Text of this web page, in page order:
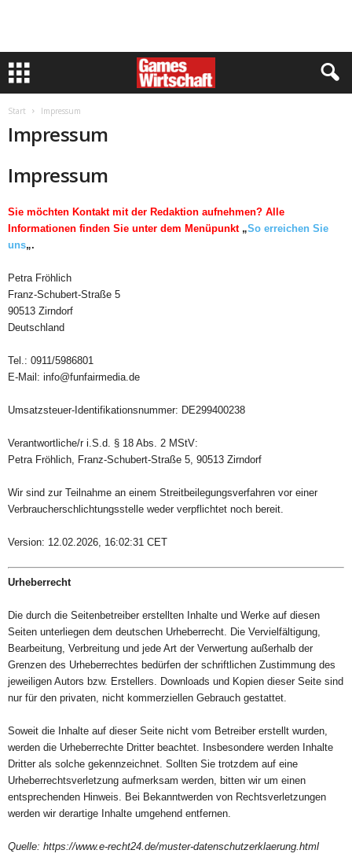
Start Impressum
Impressum
Impressum
Sie möchten Kontakt mit der Redaktion aufnehmen? Alle
Informationen finden Sie unter dem Menüpunkt„So erreichen Sie
uns„.
Petra Fröhlich
Franz-Schubert-Straße 5
90513 Zirndorf
Deutschland
Tel.: 0911/5986801
E-Mail: info@funfairmedia.de
Umsatzsteuer-Identifikationsnummer: DE299400238
Verantwortliche/r i.S.d. § 18 Abs. 2 MStV:
Petra Fröhlich, Franz-Schubert-Straße 5, 90513 Zirndorf
Wir sind zur Teilnahme an einem Streitbeilegungsverfahren vor einer
Verbraucherschlichtungsstelle weder verpflichtet noch bereit.
Version: 12.02.2026, 16:02:31 CET
Urheberrecht
Die durch die Seitenbetreiber erstellten Inhalte und Werke auf diesen
Seiten unterliegen dem deutschen Urheberrecht. Die Vervielfältigung,
Bearbeitung, Verbreitung und jede Art der Verwertung außerhalb der
Grenzen des Urheberrechtes bedürfen der schriftlichen Zustimmung des
jeweiligen Autors bzw. Erstellers. Downloads und Kopien dieser Seite sind
nur für den privaten, nicht kommerziellen Gebrauch gestattet.
Soweit die Inhalte auf dieser Seite nicht vom Betreiber erstellt wurden,
werden die Urheberrechte Dritter beachtet. Insbesondere werden Inhalte
Dritter als solche gekennzeichnet. Sollten Sie trotzdem auf eine
Urheberrechtsverletzung aufmerksam werden, bitten wir um einen
entsprechenden Hinweis. Bei Bekanntwerden von Rechtsverletzungen
werden wir derartige Inhalte umgehend entfernen.
Quelle: https://www.e-recht24.de/muster-datenschutzerklaerung.html